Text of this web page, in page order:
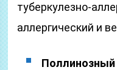
туберкулезно-
аллергический и